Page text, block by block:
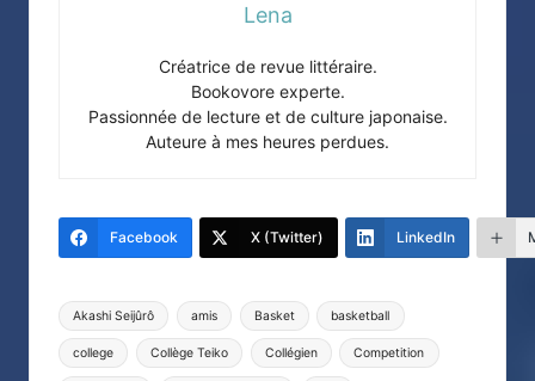
Lena
Créatrice de revue littéraire.
Bookovore experte.
Passionnée de lecture et de culture japonaise.
Auteure à mes heures perdues.
Facebook X (Twitter) LinkedIn
Tags:
Akashi Seijûrô amis Basket basketball
college Collège Teiko Collégien Competition